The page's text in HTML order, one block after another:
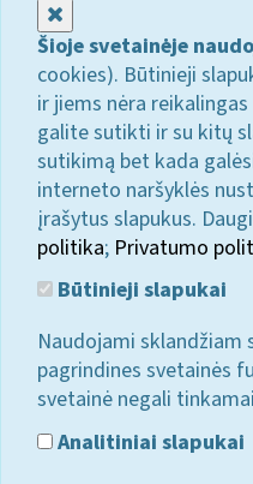
Šioje svetainėje
cookies). Būtinieji
ir jiems nėra
galite sutikti ir su kitų
sutikimą bet kada
interneto naršyklės
įrašytus slapukus.
politika; Privatumo
Būtinieji slapukai
Naudojami sklandžiam
pagrindines svetainės
svetainė negali
Analitiniai slapukai